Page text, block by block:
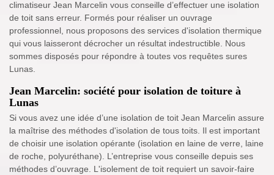
climatiseur Jean Marcelin vous conseille d’effectuer une isolation
de toit sans erreur. Formés pour réaliser un ouvrage
professionnel, nous proposons des services d'isolation thermique
qui vous laisseront décrocher un résultat indestructible. Nous
sommes disposés pour répondre à toutes vos requêtes sures
Lunas.
Jean Marcelin: société pour isolation de toiture à
Lunas
Si vous avez une idée d’une isolation de toit Jean Marcelin assure
la maîtrise des méthodes d'isolation de tous toits. Il est important
de choisir une isolation opérante (isolation en laine de verre, laine
de roche, polyuréthane). L’entreprise vous conseille depuis ses
méthodes d’ouvrage. L'isolement de toit requiert un savoir-faire